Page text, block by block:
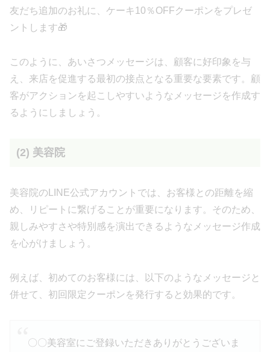
友だち追加のお礼に、ケーキ10％OFFクーポンをプレゼ
ントします🎁
このように、あいさつメッセージは、顧客に好印象を与
え、来店を促進する最初の接点となる重要な要素です。顧
客がアクションを起こしやすいようなメッセージを作成す
るようにしましょう。
(2) 美容院
美容院のLINE公式アカウントでは、お客様との距離を縮
め、リピートに繋げることが重要になります。そのため、
親しみやすさや特別感を演出できるようなメッセージ作成
を心がけましょう。
例えば、初めてのお客様には、以下のようなメッセージと
併せて、初回限定クーポンを発行すると効果的です。
〇〇美容室にご登録いただきありがとうございま